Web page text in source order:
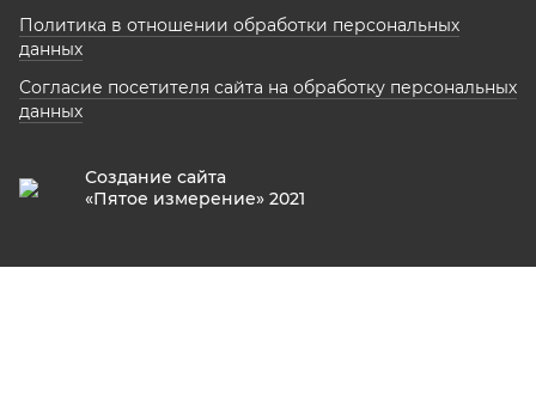
Политика в отношении обработки персональных
данных
Согласие посетителя сайта на обработку персональных
данных
Создание сайта
«Пятое измерение» 2021